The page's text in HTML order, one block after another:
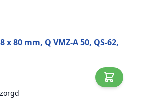
80 mm, Q VMZ-A 50, QS-62,